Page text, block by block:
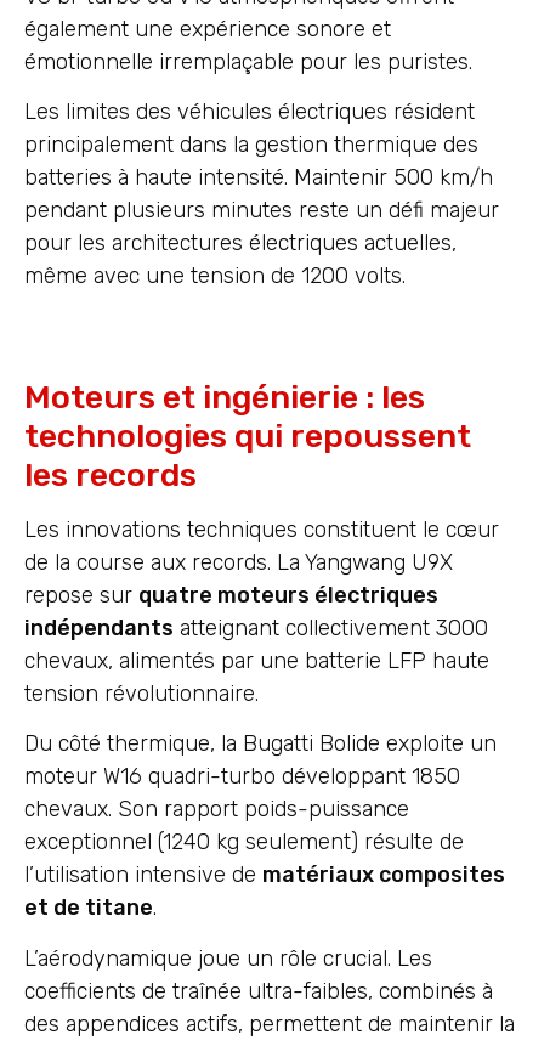
également une expérience sonore et
émotionnelle irremplaçable pour les puristes.
Les limites des véhicules électriques résident
principalement dans la gestion thermique des
batteries à haute intensité. Maintenir 500 km/h
pendant plusieurs minutes reste un défi majeur
pour les architectures électriques actuelles,
même avec une tension de 1200 volts.
Moteurs et ingénierie : les
technologies qui repoussent
les records
Les innovations techniques constituent le cœur
de la course aux records. La Yangwang U9X
repose sur quatre moteurs électriques
indépendants atteignant collectivement 3000
chevaux, alimentés par une batterie LFP haute
tension révolutionnaire.
Du côté thermique, la Bugatti Bolide exploite un
moteur W16 quadri-turbo développant 1850
chevaux. Son rapport poids-puissance
exceptionnel (1240 kg seulement) résulte de
l’utilisation intensive de matériaux composites
et de titane.
L’aérodynamique joue un rôle crucial. Les
coefficients de traînée ultra-faibles, combinés à
des appendices actifs, permettent de maintenir la